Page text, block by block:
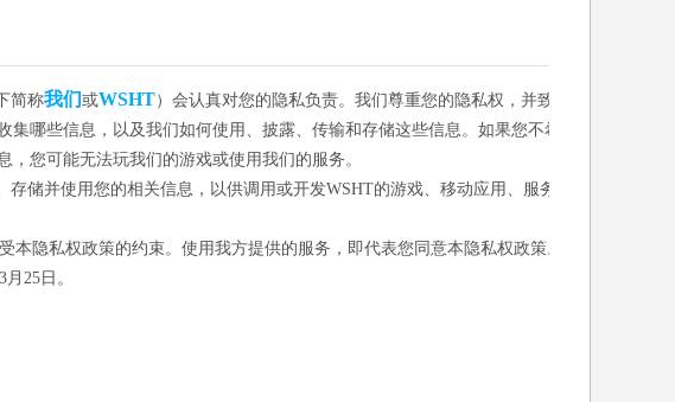
简称我们或WSHT）会认真对您的隐私负责。我们尊重您的隐私权，并致
哪些信息，以及我们如何使用、披露、传输和存储这些信息。如果您不希
您可能无法玩我们的游戏或使用我们的服务。
储并使用您的相关信息，以供调用或开发WSHT的游戏、移动应用、服务
隐私权政策的约束。使用我方提供的服务，即代表您同意本隐私权政策。
25日。